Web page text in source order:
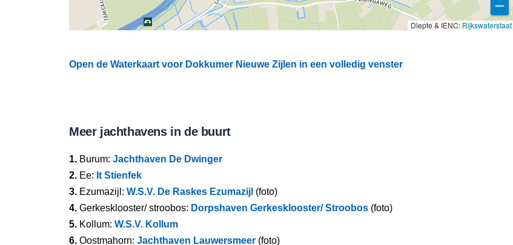
Diepte & IENC: Rijkswaterstaat
Open de Waterkaart voor Dokkumer Nieuwe Zijlen in een volledig venster
Meer jachthavens in de buurt
1. Burum: Jachthaven De Dwinger
2. Ee: It Stienfek
3. Ezumazijl: W.S.V. De Raskes Ezumazijl (foto)
4. Gerkesklooster/ stroobos: Dorpshaven Gerkesklooster/ Stroobos (foto)
5. Kollum: W.S.V. Kollum
6. Oostmahorn: Jachthaven Lauwersmeer (foto)